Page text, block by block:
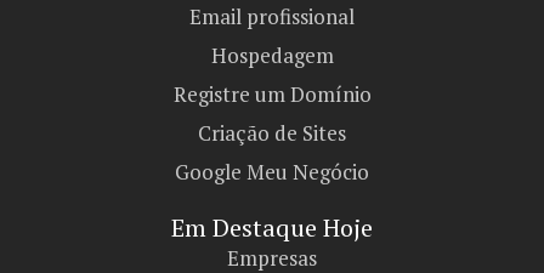
Email profissional
Hospedagem
Registre um Domínio
Criação de Sites
Google Meu Negócio
Em Destaque Hoje
Empresas